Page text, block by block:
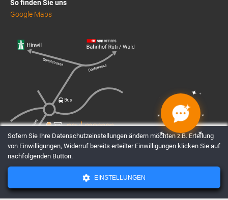
So finden Sie uns
Google Maps
AGBsDatenschutzImpressum
✦
✦
✦
✦
✦
✦
Sofern Sie Ihre Datenschutzeinstellungen ändern möchten z.B. Erteilung
von Einwilligungen, Widerruf bereits erteilter Einwilligungen klicken Sie auf
nachfolgenden Button.
EINSTELLUNGEN